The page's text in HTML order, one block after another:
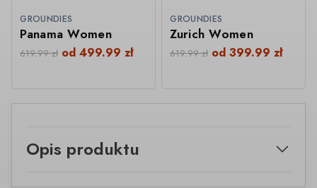
GROUNDIES
Panama Women
619.99zł od499.99zł
GROUNDIES
Zurich Women
619.99zł od399.99zł
Opis produktu